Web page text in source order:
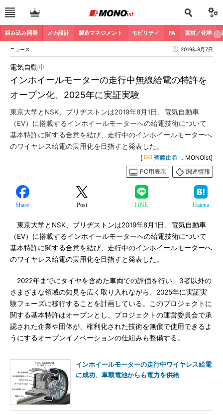
組み込み開発 メカ設計 製造マネジメント モビリティ FA 素材／化学
ニュース 2019年8月7日
インホイールモーターの走行中無線給電の特許を
オープン化、2025年に実証実験
電気自動車
東京大学とNSK、ブリヂストンは2019年8月1日、電気自動車
（EV）に搭載するインホイールモーターへの給電技術について
基本特許に関する合意を結び、走行中のインホイールモーターへ
のワイヤレス給電の実用化を目指すと発表した。
[ 齊藤由希 ，MONOist]
PC用表示
関連情報
Share Post LINE Hatena
東京大学とNSK、ブリヂストンは2019年8月1日、電気自動車
（EV）に搭載するインホイールモーターへの給電技術について
基本特許に関する合意を結び、走行中のインホイールモーターへ
のワイヤレス給電の実用化を目指すと発表した。
2022年までにタイヤを含めた車両での評価を行い、3者以外の
さまざまな領域の知見を広く取り入れながら、2025年に実証実
験フェーズに移行することを計画している。このプロジェクトに
関する基本特許はオープンとし、プロジェクトの運営委員会で承
認された企業や団体が、権利化された技術を無償で使用できるよ
うにするオープンイノベーションの仕組みも整備する。
インホイールモーターの走行中ワイヤレス給電
に成功、車載電池からも電力を供給